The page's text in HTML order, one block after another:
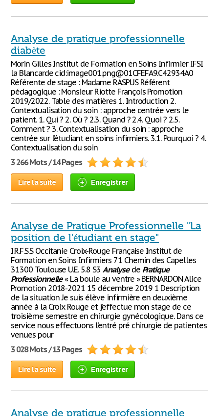
Analyse de pratique professionnelle
diabète
Morin Gilles Institut de Formation en Soins Infirmier IFSI
la Blancarde cid:image001.png@01CFEFA9.C42934A0
Référente de stage : Madame RASPUS Référent
pédagogique : Monsieur Riotte François Promotion
2019/2022. Table des matières 1. Introduction 2.
Contextualisation du soin : approche centrée vers le
patient. 1. Qui ? 2. Où ? 2.3. Quand ? 2.4. Quoi ? 2.5.
Comment ? 3. Contextualisation du soin : approche
centrée sur l’étudiant en soins infirmiers. 3.1. Pourquoi ? 4.
Contextualisation du soin
3 266 Mots / 14 Pages
Lire la suite Enregistrer
Analyse de Pratique Professionnelle "La
position de l'étudiant en stage"
I.R.F.S.S Occitanie Croix-Rouge Française Institut de
Formation en Soins Infirmiers 71 Chemin des Capelles
31300 Toulouse U.E. 5.8 S3 Analysede Pratique
Professionnelle« La boule au ventre » BERNARDON Alice
Promotion 2018-2021 15 décembre 2019 1 Description
de la situation Je suis élève infirmière en deuxième
année à la Croix Rouge et j’effectue mon stage de ce
troisième semestre en chirurgie gynécologique. Dans ce
service nous effectuons l’entré pré chirurgie de patientes
venues pour
3 028 Mots / 13 Pages
Lire la suite Enregistrer
Analyse de pratique professionnelle